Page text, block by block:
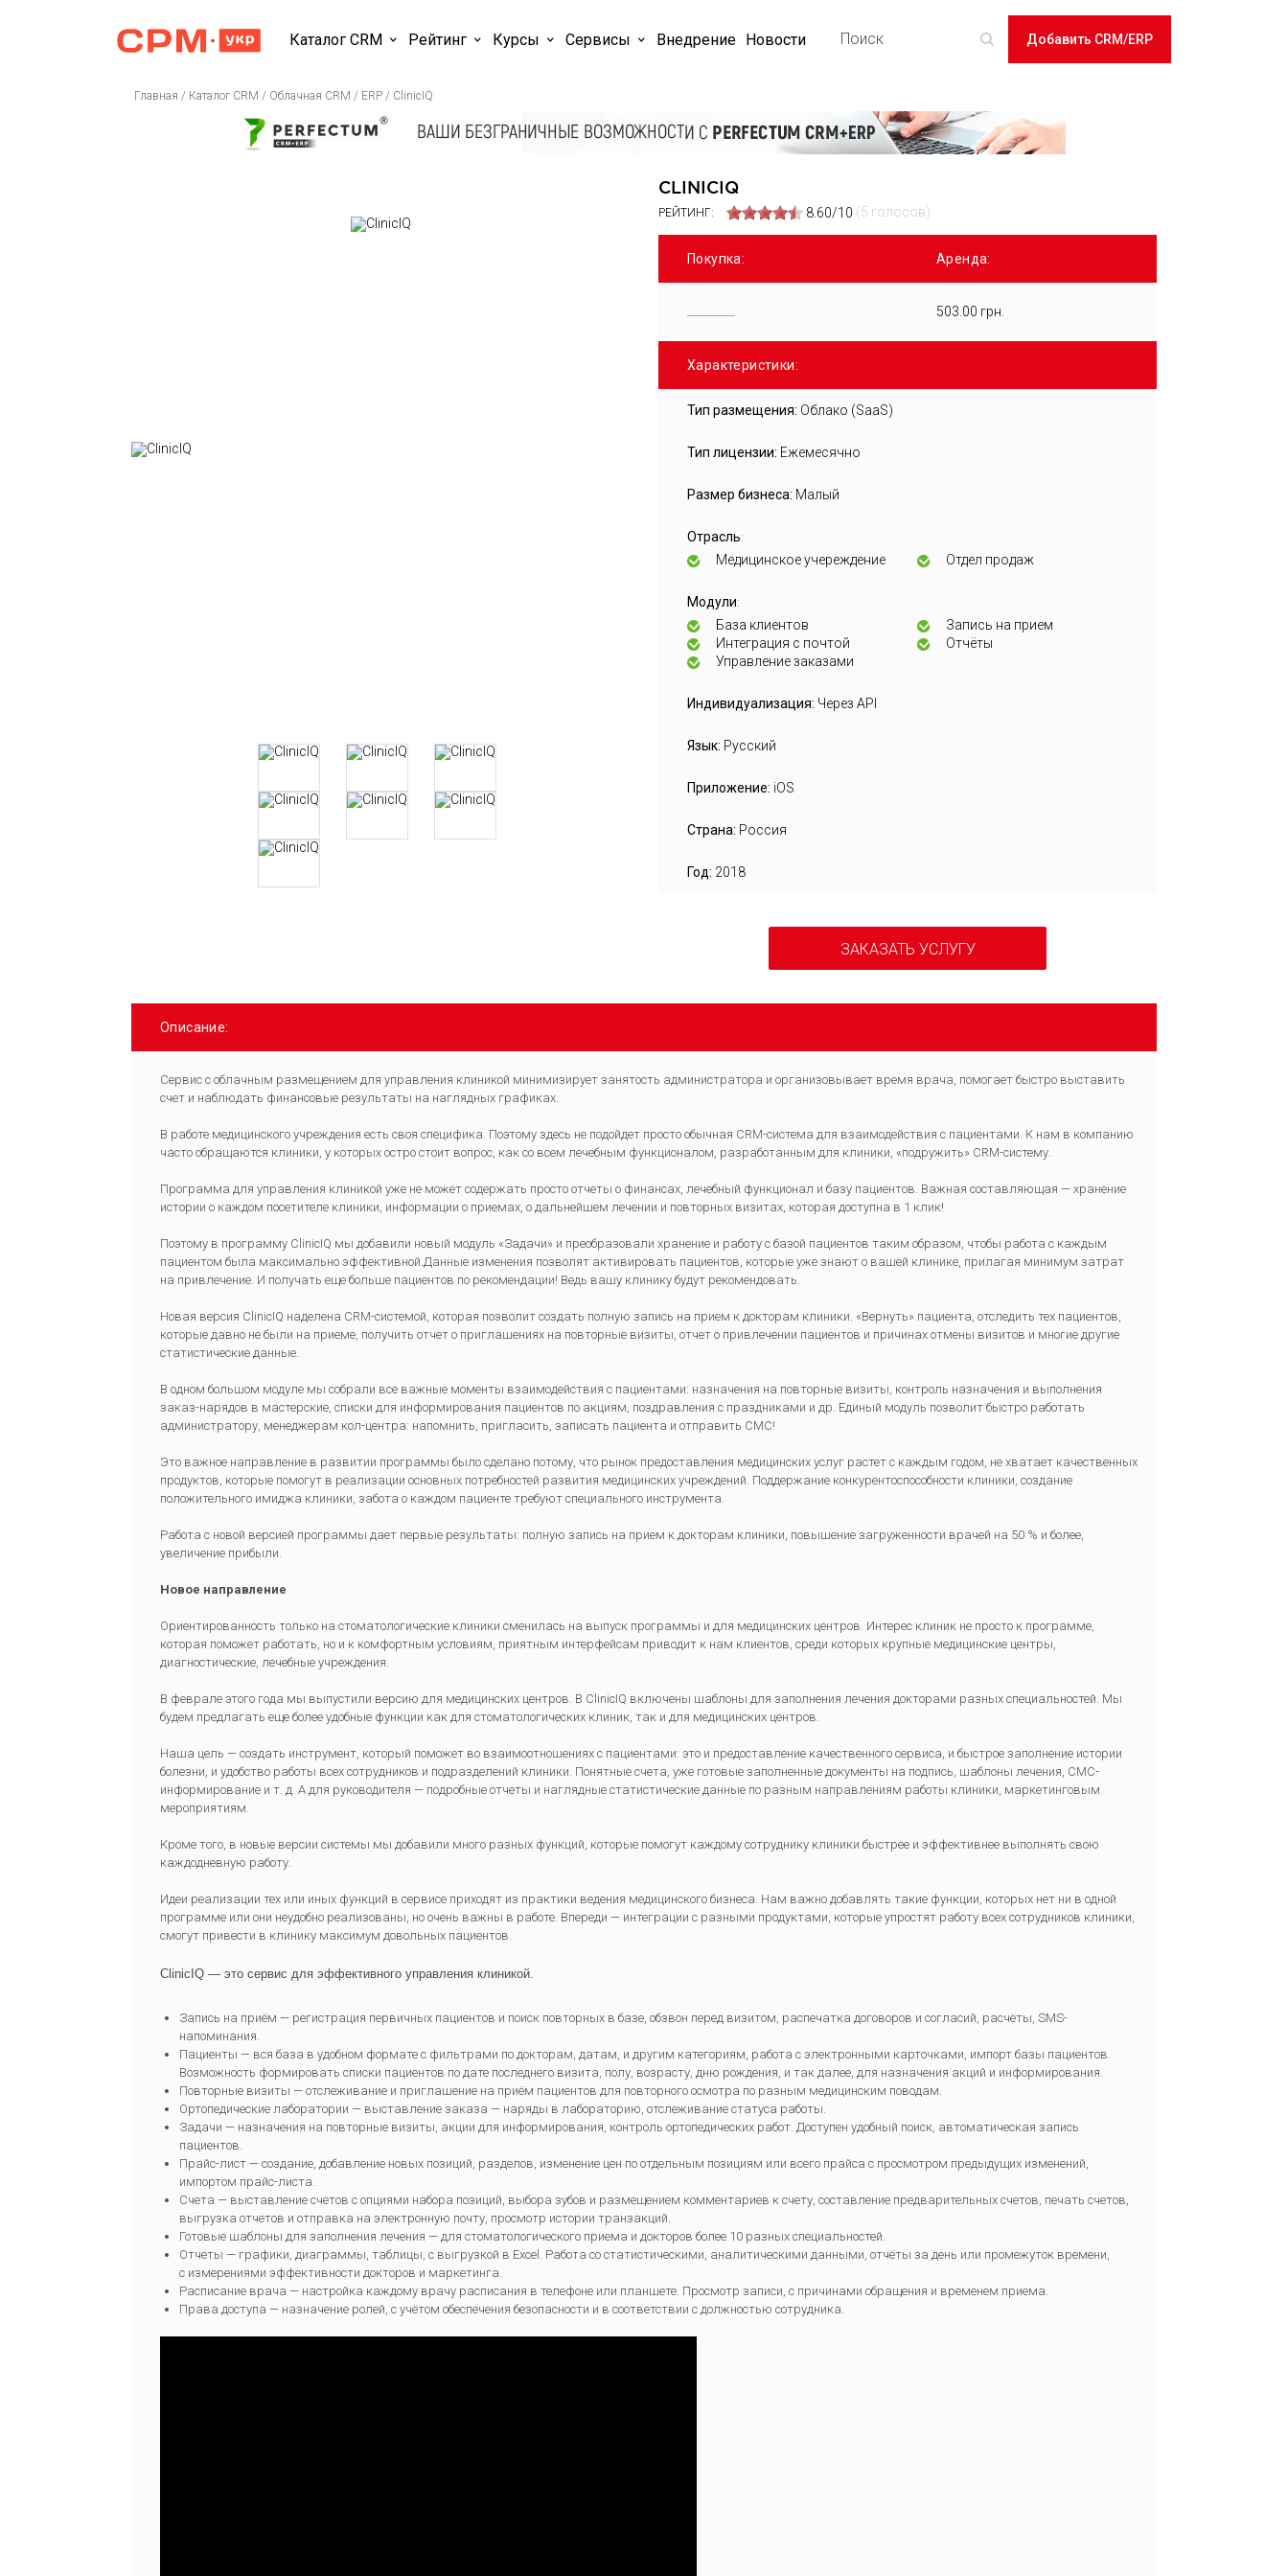
Каталог CRM Рейтинг Курсы Cервисы Внедрение Новости Добавить CRM/ERP
Главная / Каталог CRM / Облачная CRM / ERP / ClinicIQ
CLINICIQ
РЕЙТИНГ: 8.60/10 (5 голосов)
Покупка: Аренда:
503.00 грн.
Характеристики:
Тип размещения: Облако (SaaS)
Тип лицензии: Ежемесячно
Размер бизнеса: Малый
Отрасль:
Медицинское учереждение Отдел продаж
Модули:
База клиентов
Запись на прием
Интеграция с почтой
Отчёты
Управление заказами
Индивидуализация: Через API
Язык: Русский
Приложение: iOS
Страна: Россия
Год: 2018
ЗАКАЗАТЬ УСЛУГУ
Описание:
Сервис с облачным размещением для управления клиникой минимизирует занятость администратора и организовывает время врача, помогает быстро выставить
счет и наблюдать финансовые результаты на наглядных графиках.
В работе медицинского учреждения есть своя специфика. Поэтому здесь не подойдет просто обычная CRM-система для взаимодействия с пациентами. К нам в компанию
часто обращаются клиники, у которых остро стоит вопрос, как со всем лечебным функционалом, разработанным для клиники, «подружить» CRM-систему.
Программа для управления клиникой уже не может содержать просто отчеты о финансах, лечебный функционал и базу пациентов. Важная составляющая — хранение
истории о каждом посетителе клиники, информации о приемах, о дальнейшем лечении и повторных визитах, которая доступна в 1 клик!
Поэтому в программу ClinicIQ мы добавили новый модуль «Задачи» и преобразовали хранение и работу с базой пациентов таким образом, чтобы работа с каждым
пациентом была максимально эффективной.Данные изменения позволят активировать пациентов, которые уже знают о вашей клинике, прилагая минимум затрат
на привлечение. И получать еще больше пациентов по рекомендации! Ведь вашу клинику будут рекомендовать.
Новая версия ClinicIQ наделена CRM-системой, которая позволит создать полную запись на прием к докторам клиники. «Вернуть» пациента, отследить тех пациентов,
которые давно не были на приеме, получить отчет о приглашениях на повторные визиты, отчет о привлечении пациентов и причинах отмены визитов и многие другие
статистические данные.
В одном большом модуле мы собрали все важные моменты взаимодействия с пациентами: назначения на повторные визиты, контроль назначения и выполнения
заказ-нарядов в мастерские, списки для информирования пациентов по акциям, поздравления с праздниками и др. Единый модуль позволит быстро работать
администратору, менеджерам кол-центра: напомнить, пригласить, записать пациента и отправить СМС!
Это важное направление в развитии программы было сделано потому, что рынок предоставления медицинских услуг растет с каждым годом, не хватает качественных
продуктов, которые помогут в реализации основных потребностей развития медицинских учреждений. Поддержание конкурентоспособности клиники, создание
положительного имиджа клиники, забота о каждом пациенте требуют специального инструмента.
Работа с новой версией программы дает первые результаты: полную запись на прием к докторам клиники, повышение загруженности врачей на 50 % и более,
увеличение прибыли.
Новое направление
Ориентированность только на стоматологические клиники сменилась на выпуск программы и для медицинских центров. Интерес клиник не просто к программе,
которая поможет работать, но и к комфортным условиям, приятным интерфейсам приводит к нам клиентов, среди которых крупные медицинские центры,
диагностические, лечебные учреждения.
В феврале этого года мы выпустили версию для медицинских центров. В ClinicIQ включены шаблоны для заполнения лечения докторами разных специальностей. Мы
будем предлагать еще более удобные функции как для стоматологических клиник, так и для медицинских центров.
Наша цель — создать инструмент, который поможет во взаимоотношениях с пациентами: это и предоставление качественного сервиса, и быстрое заполнение истории
болезни, и удобство работы всех сотрудников и подразделений клиники. Понятные счета, уже готовые заполненные документы на подпись, шаблоны лечения, СМС-
информирование и т. д. А для руководителя — подробные отчеты и наглядные статистические данные по разным направлениям работы клиники, маркетинговым
мероприятиям.
Кроме того, в новые версии системы мы добавили много разных функций, которые помогут каждому сотруднику клиники быстрее и эффективнее выполнять свою
каждодневную работу.
Идеи реализации тех или иных функций в сервисе приходят из практики ведения медицинского бизнеса. Нам важно добавлять такие функции, которых нет ни в одной
программе или они неудобно реализованы, но очень важны в работе. Впереди — интеграции с разными продуктами, которые упростят работу всех сотрудников клиники,
смогут привести в клинику максимум довольных пациентов.
ClinicIQ — это сервис для эффективного управления клиникой.
Запись на приём — регистрация первичных пациентов и поиск повторных в базе, обзвон перед визитом, распечатка договоров и согласий, расчёты, SMS-
напоминания.
Пациенты — вся база в удобном формате с фильтрами по докторам, датам, и другим категориям, работа с электронными карточками, импорт базы пациентов.
Возможность формировать списки пациентов по дате последнего визита, полу, возрасту, дню рождения, и так далее, для назначения акций и информирования.
Повторные визиты — отслеживание и приглашение на приём пациентов для повторного осмотра по разным медицинским поводам.
Ортопедические лаборатории — выставление заказа — наряды в лабораторию, отслеживание статуса работы.
Задачи — назначения на повторные визиты, акции для информирования, контроль ортопедических работ. Доступен удобный поиск, автоматическая запись
пациентов.
Прайс-лист — создание, добавление новых позиций, разделов, изменение цен по отдельным позициям или всего прайса с просмотром предыдущих изменений,
импортом прайс-листа.
Счета — выставление счетов с опциями набора позиций, выбора зубов и размещением комментариев к счету, составление предварительных счетов, печать счетов,
выгрузка отчетов и отправка на электронную почту, просмотр истории транзакций.
Готовые шаблоны для заполнения лечения — для стоматологического приема и докторов более 10 разных специальностей.
Отчеты — графики, диаграммы, таблицы, с выгрузкой в Excel. Работа со статистическими, аналитическими данными, отчёты за день или промежуток времени,
с измерениями эффективности докторов и маркетинга.
Расписание врача — настройка каждому врачу расписания в телефоне или планшете. Просмотр записи, с причинами обращения и временем приема.
Права доступа — назначение ролей, с учётом обеспечения безопасности и в соответствии с должностью сотрудника.